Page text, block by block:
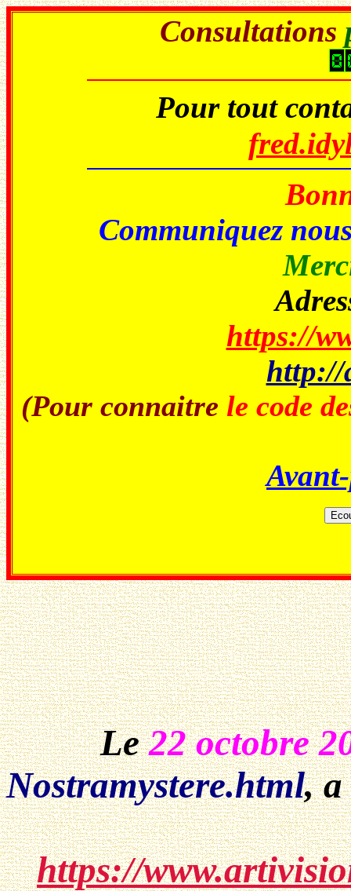
Consultations
Pour tout
Communiquez
https://
http://
(Pour connaitre le code
Le22 octobre
Nostramystere.html,
https://